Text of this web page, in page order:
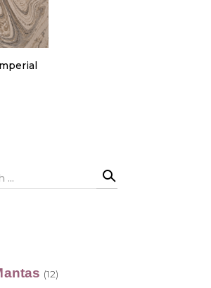
de Privacidade
(12)